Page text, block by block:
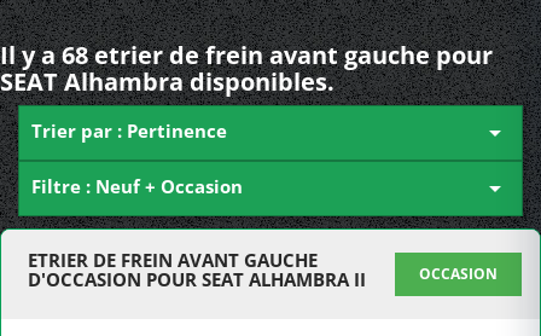
Il y a 68 etrier de frein avant gauche pour
SEAT Alhambra disponibles.
Trier par : Pertinence 
Filtre : Neuf + Occasion 
ETRIER DE FREIN AVANT GAUCHE
D'OCCASION POUR SEAT ALHAMBRA II
OCCASION